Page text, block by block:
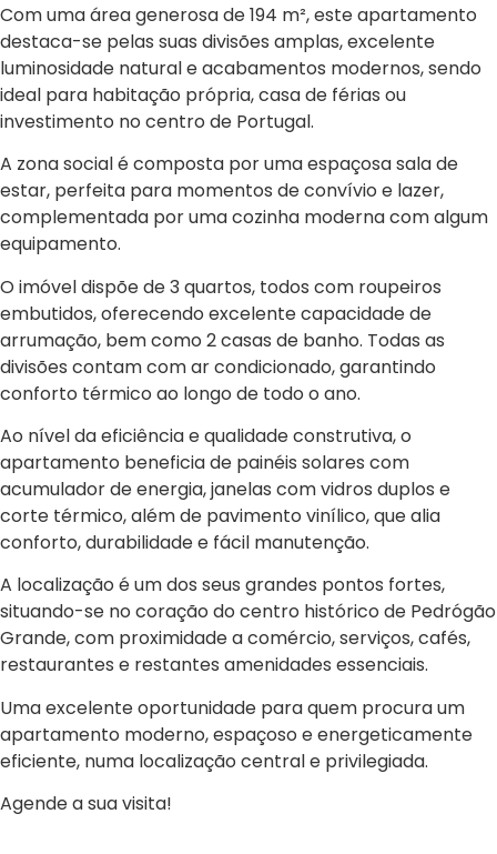
Com uma área generosa de 194 m², este apartamento
destaca-se pelas suas divisões amplas, excelente
luminosidade natural e acabamentos modernos, sendo
ideal para habitação própria, casa de férias ou
investimento no centro de Portugal.
A zona social é composta por uma espaçosa sala de
estar, perfeita para momentos de convívio e lazer,
complementada por uma cozinha moderna com algum
equipamento.
O imóvel dispõe de 3 quartos, todos com roupeiros
embutidos, oferecendo excelente capacidade de
arrumação, bem como 2 casas de banho. Todas as
divisões contam com ar condicionado, garantindo
conforto térmico ao longo de todo o ano.
Ao nível da eficiência e qualidade construtiva, o
apartamento beneficia de painéis solares com
acumulador de energia, janelas com vidros duplos e
corte térmico, além de pavimento vinílico, que alia
conforto, durabilidade e fácil manutenção.
A localização é um dos seus grandes pontos fortes,
situando-se no coração do centro histórico de Pedrógão
Grande, com proximidade a comércio, serviços, cafés,
restaurantes e restantes amenidades essenciais.
Uma excelente oportunidade para quem procura um
apartamento moderno, espaçoso e energeticamente
eficiente, numa localização central e privilegiada.
Agende a sua visita!